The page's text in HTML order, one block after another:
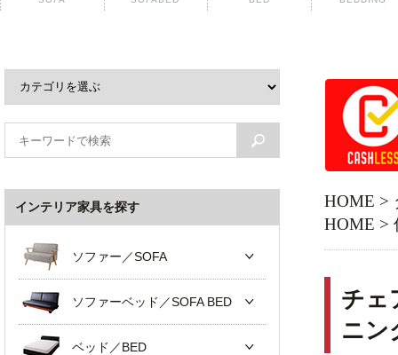
HOME >
HOME >
チェ
ニン
インテリア家具を探す
ソファー／SOFA
ソファーベッド／SOFA BED
ベッド／BED